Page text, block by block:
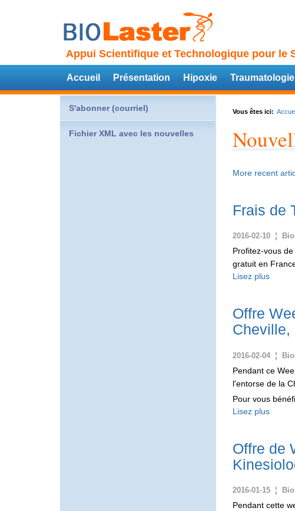
Appui Scientifique et Technologique pour le
Accueil Présentation Hipoxie Traumatologie
Vous êtes ici:
More recent
Frais de
2016-02-10 ¦
Profitez-vous
gratuit en
Lisez plus
Offre
Cheville,
2016-02-04 ¦
Pendant ce
l'entorse de la
Pour vous
Lisez plus
Offre de
2016-01-15 ¦
Pendant cette
S'abonner (courriel)
Fichier XML avec les nouvelles